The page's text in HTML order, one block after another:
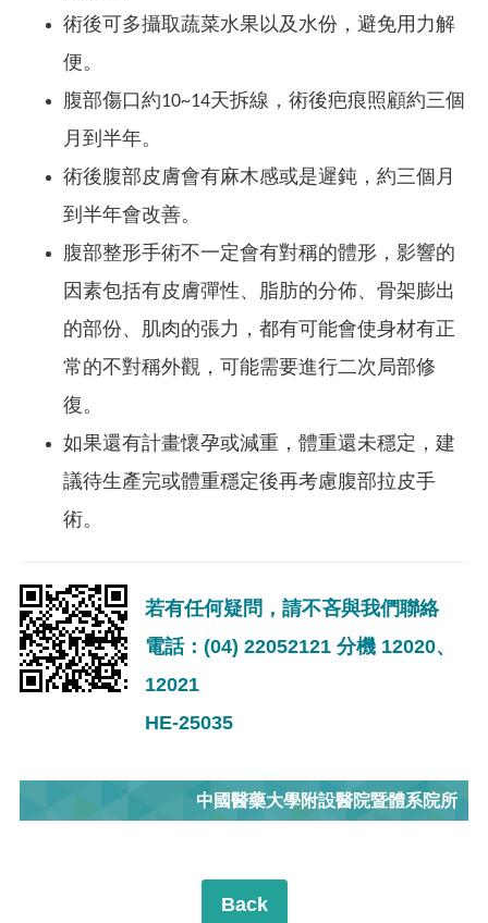
術後可多攝取蔬菜水果以及水份，避免用力解
便。
腹部傷口約10~14天拆線，術後疤痕照顧約三個
月到半年。
術後腹部皮膚會有麻木感或是遲鈍，約三個月
到半年會改善。
腹部整形手術不一定會有對稱的體形，影響的
因素包括有皮膚彈性、脂肪的分佈、骨架膨出
的部份、肌肉的張力，都有可能會使身材有正
常的不對稱外觀，可能需要進行二次局部修
復。
如果還有計畫懷孕或減重，體重還未穩定，建
議待生產完或體重穩定後再考慮腹部拉皮手
術。
若有任何疑問，請不吝與我們聯絡
電話：(04) 22052121 分機 12020、
12021
HE-25035
中國醫藥大學附設醫院暨體系院所
Back